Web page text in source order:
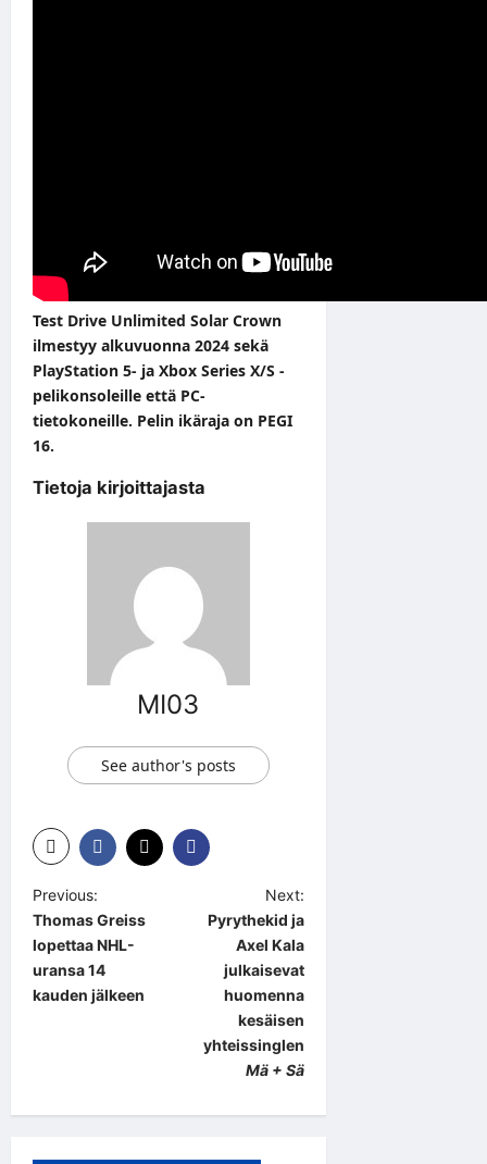
Test Drive Unlimited Solar Crown
ilmestyy alkuvuonna 2024 sekä
PlayStation 5- ja Xbox Series X/S -
pelikonsoleille että PC-
tietokoneille. Pelin ikäraja on PEGI
16.
Tietoja kirjoittajasta
MI03
See author's posts
P
o
s
t
Previous:
Thomas Greiss
lopettaa NHL-
uransa 14
kauden jälkeen
Next:
Pyrythekid ja
Axel Kala
julkaisevat
huomenna
kesäisen
yhteissinglen
Mä + Sä